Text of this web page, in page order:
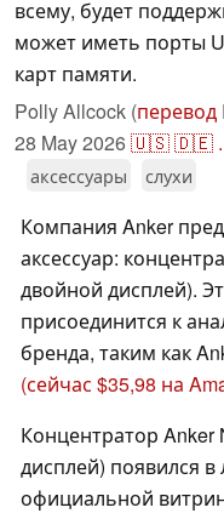
всему, будет
может иметь порты
карт памяти.
Polly Allcock (перевод
28 May 2026🇺🇸🇩🇪
аксессуары слухи
Компания Anker
аксессуар:
двойной дисплей).
присоединится к
бренда, таким как
(сейчас $35,98 на
Концентратор Anker
дисплей) появился в
официальной